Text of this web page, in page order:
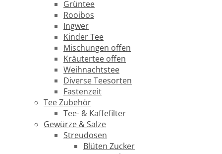
Grüntee
Rooibos
Ingwer
Kinder Tee
Mischungen offen
Kräutertee offen
Weihnachtstee
Diverse Teesorten
Fastenzeit
Tee Zubehör
Tee- & Kaffefilter
Gewürze & Salze
Streudosen
Blüten Zucker